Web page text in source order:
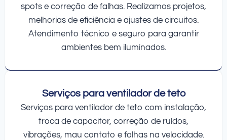
spots e correção de falhas. Realizamos projetos,
melhorias de eficiência e ajustes de circuitos.
Atendimento técnico e seguro para garantir
ambientes bem iluminados.
Serviços para ventilador de teto
Serviços para ventilador de teto com instalação,
troca de capacitor, correção de ruídos,
vibrações, mau contato e falhas na velocidade.